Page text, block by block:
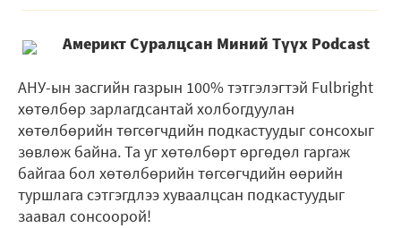
Америкт Суралцсан Миний Түүх Podcast
АНУ-ын засгийн газрын 100% тэтгэлэгтэй Fulbright
хөтөлбөр зарлагдсантай холбогдуулан
хөтөлбөрийн төгсөгчдийн подкастуудыг сонсохыг
зөвлөж байна. Та уг хөтөлбөрт өргөдөл гаргаж
байгаа бол хөтөлбөрийн төгсөгчдийн өөрийн
туршлага сэтгэгдлээ хуваалцсан подкастуудыг
заавал сонсоорой!